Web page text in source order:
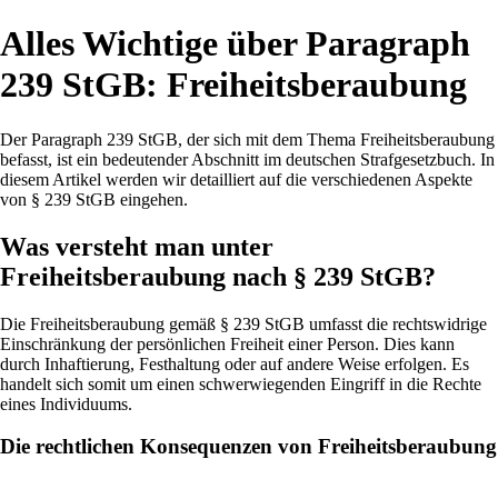
Alles Wichtige über Paragraph
239 StGB: Freiheitsberaubung
Der Paragraph 239 StGB, der sich mit dem Thema Freiheitsberaubung
befasst, ist ein bedeutender Abschnitt im deutschen Strafgesetzbuch. In
diesem Artikel werden wir detailliert auf die verschiedenen Aspekte
von § 239 StGB eingehen.
Was versteht man unter
Freiheitsberaubung nach § 239 StGB?
Die Freiheitsberaubung gemäß § 239 StGB umfasst die rechtswidrige
Einschränkung der persönlichen Freiheit einer Person. Dies kann
durch Inhaftierung, Festhaltung oder auf andere Weise erfolgen. Es
handelt sich somit um einen schwerwiegenden Eingriff in die Rechte
eines Individuums.
Die rechtlichen Konsequenzen von Freiheitsberaubung